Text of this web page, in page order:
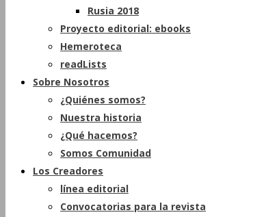
Rusia 2018
Proyecto editorial: ebooks
Hemeroteca
readLists
Sobre Nosotros
¿Quiénes somos?
Nuestra historia
¿Qué hacemos?
Somos Comunidad
Los Creadores
línea editorial
Convocatorias para la revista